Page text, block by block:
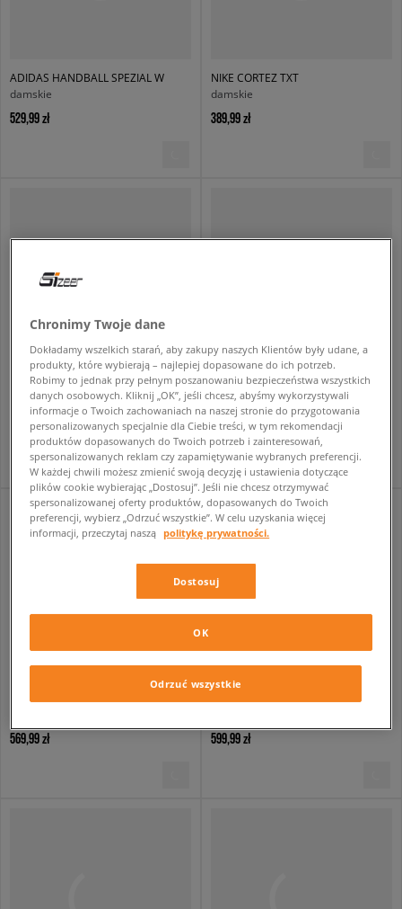
ADIDAS HANDBALL SPEZIAL W
damskie
529,99 zł
NIKE CORTEZ TXT
damskie
389,99 zł
NIKE AIR MAX MOTO 2K
damskie
569,99 zł
NIKE AIR MAX MOTO 2K SE SUE
damskie
599,99 zł
NIKE AIR MAX MOTO 2K
569,99 zł 599,99 zł
Chronimy Twoje dane
Dokładamy wszelkich starań, aby zakupy naszych Klientów były udane, a
produkty, które wybierają – najlepiej dopasowane do ich potrzeb.
Robimy to jednak przy pełnym poszanowaniu bezpieczeństwa wszystkich
danych osobowych. Kliknij „OK”, jeśli chcesz, abyśmy wykorzystywali
informacje o Twoich zachowaniach na naszej stronie do przygotowania
personalizowanych specjalnie dla Ciebie treści, w tym rekomendacji
produktów dopasowanych do Twoich potrzeb i zainteresowań,
spersonalizowanych reklam czy zapamiętywanie wybranych preferencji.
W każdej chwili możesz zmienić swoją decyzję i ustawienia dotyczące
plików cookie wybierając „Dostosuj”. Jeśli nie chcesz otrzymywać
spersonalizowanej oferty produktów, dopasowanych do Twoich
preferencji, wybierz „Odrzuć wszystkie”. W celu uzyskania więcej
informacji, przeczytaj naszą politykę prywatności.
Dostosuj
Odrzuć wszystkie
OK